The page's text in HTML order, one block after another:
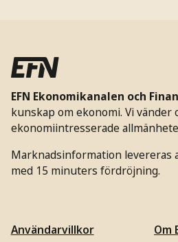
EFN Ekonomikanalen och
kunskap om ekonomi. Vi vänder
ekonomiintresserade
Marknadsinformation levereras
med 15 minuters fördröjning.
Användarvillkor
Om